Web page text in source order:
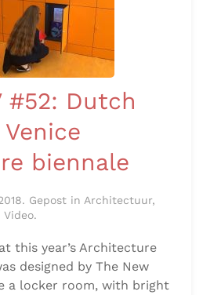
#52: Dutch
biennale
Gepost in Architectuur,
Video.
this year’s Architecture
designed by The New
a locker room, with bright